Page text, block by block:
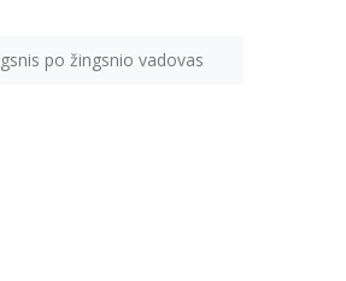
po žingsnio vadovas